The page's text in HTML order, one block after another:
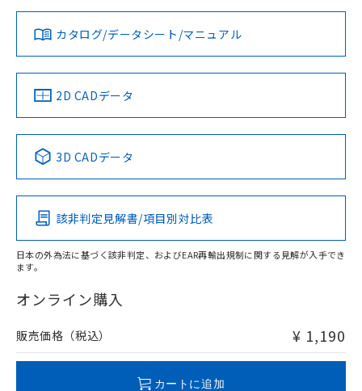
ダウンロードデータをご利用いただく前に、以下を必ずお読
みください。
ソフトウェアの使用条件
対応済み
中国 RoHS 注意事項・凡例
Pb Hg Cd Cr(VI)
O
在庫等で未対応品が混在する可能性があります。
問い合わせください。
カタログ/データシート/マニュアル
2D CADデータ
3D CADデータ
該非判定見解書/項目別対比表
日本の外為法に基づく該非判定、およびEAR再輸出規制に関する見解が入手でき
ます。
オンライン購入
販売価格（税込） ¥ 1,190
カートに追加